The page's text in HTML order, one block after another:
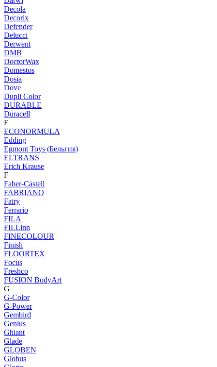
Decola
Decorix
Defender
Delucci
Derwent
DMB
DoctorWax
Domestos
Dosia
Dove
Dupli Color
DURABLE
Duracell
E
ECONORMULA
Edding
Egmont Toys (Бельгия)
ELTRANS
Erich Krause
F
Faber-Castell
FABRIANO
Fairy
Ferrario
FILA
FILLinn
FINECOLOUR
Finish
FLOORTEX
Focus
Freshco
FUSION BodyArt
G
G-Color
G-Power
Gembird
Genius
Ghiant
Glade
GLOBEN
Globus